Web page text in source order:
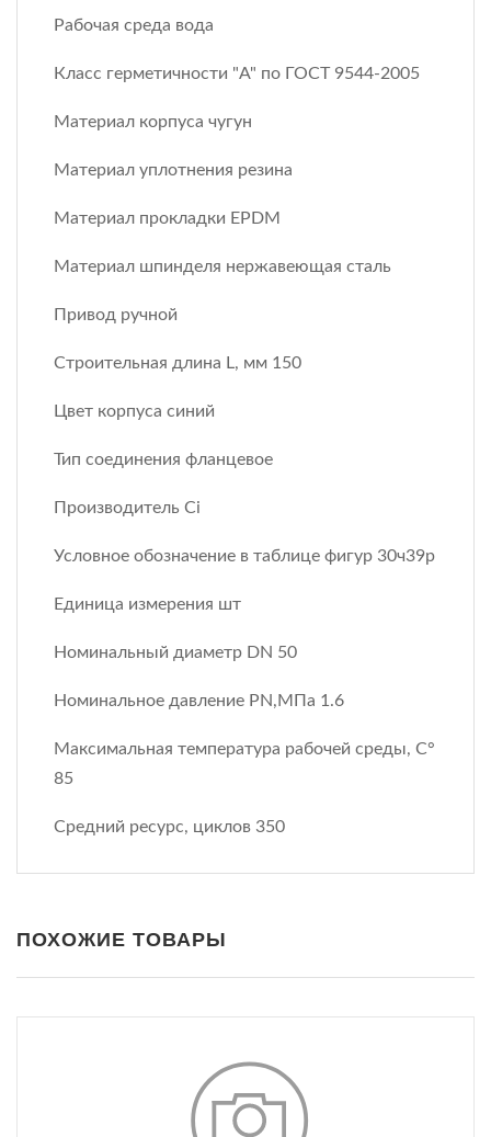
Рабочая среда вода
Класс герметичности "A" по ГОСТ 9544-2005
Материал корпуса чугун
Материал уплотнения резина
Материал прокладки EPDM
Материал шпинделя нержавеющая сталь
Привод ручной
Строительная длина L, мм 150
Цвет корпуса синий
Тип соединения фланцевое
Производитель Ci
Условное обозначение в таблице фигур 30ч39р
Единица измерения шт
Номинальный диаметр DN 50
Номинальное давление PN,МПа 1.6
Максимальная температура рабочей среды, С°
85
Средний ресурс, циклов 350
ПОХОЖИЕ ТОВАРЫ